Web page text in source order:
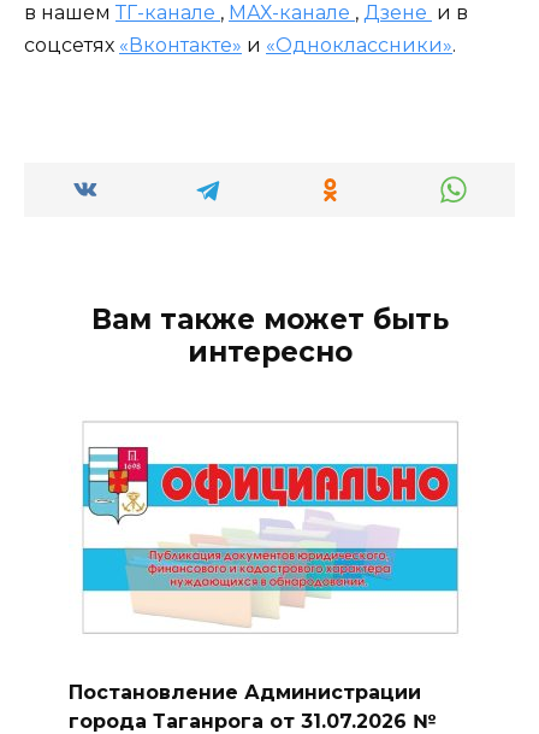
в нашем ТГ-канале , МАХ-канале , Дзене и в
соцсетях «Вконтакте» и «Одноклассники».
Вам также может быть
интересно
Постановление Администрации
города Таганрога от 31.07.2026 №